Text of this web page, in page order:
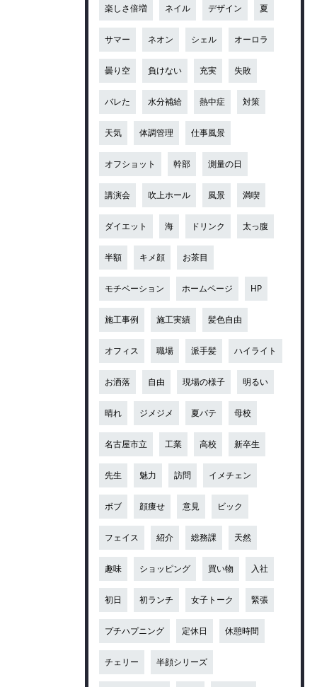
楽しさ倍増 ネイル デザイン 夏
サマー ネオン シェル オーロラ
曇り空 負けない 充実 失敗
バレた 水分補給 熱中症 対策
天気 体調管理 仕事風景
オフショット 幹部 測量の日
講演会 吹上ホール 風景 満喫
ダイエット 海 ドリンク 太っ腹
半額 キメ顔 お茶目
モチベーション ホームページ HP
施工事例 施工実績 髪色自由
オフィス 職場 派手髪 ハイライト
お洒落 自由 現場の様子 明るい
晴れ ジメジメ 夏バテ 母校
名古屋市立 工業 高校 新卒生
先生 魅力 訪問 イメチェン
ボブ 顔痩せ 意見 ビック
フェイス 紹介 総務課 天然
趣味 ショッピング 買い物 入社
初日 初ランチ 女子トーク 緊張
プチハプニング 定休日 休憩時間
チェリー 半顔シリーズ